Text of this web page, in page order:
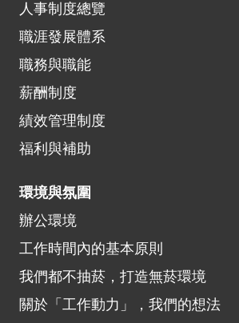
人事制度總覽
職涯發展體系
職務與職能
薪酬制度
績效管理制度
福利與補助
環境與氛圍
辦公環境
工作時間內的基本原則
我們都不抽菸，打造無菸環境
關於「工作動力」，我們的想法